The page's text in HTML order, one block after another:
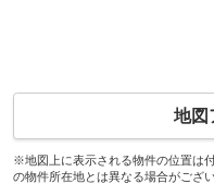
地図
※地図上に表示される物件の位置は
の物件所在地とは異なる場合がござい